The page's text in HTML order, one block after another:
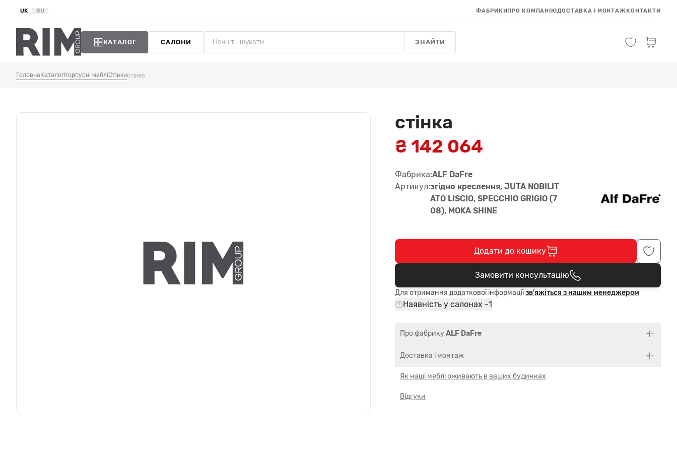
UK RU ФАБРИКИПРО КОМПАНІЮДОСТАВКА І МОНТАЖКОНТАКТИ
КАТАЛОГ САЛОНИ ЗНАЙТИ
Головна КаталогКорпусні мебліСтінкистінка
стінка
₴ 142 064
Фабрика:ALF DaFre
Артикул:згiдно креслення, JUTA NOBILIT
ATO LISCIO, SPECCHIO GRIGIO (7
08), MOKA SHINE
Додати до кошику
В кошику
Замовити консультацію
Для отримання додаткової інформаціїзв'яжіться з нашим менеджером
Наявність у салонах -1
Про фабрикуALF DaFre
Доставка і монтаж
Як наші меблі оживають в ваших будинках
Відгуки